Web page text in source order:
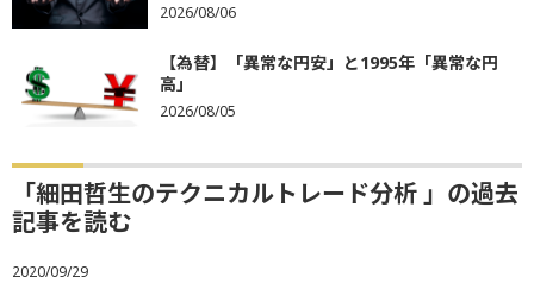
2026/08/06
【為替】「異常な円安」と1995年「異常な円
高」
2026/08/05
「細田哲生のテクニカルトレード分析 」の過去
記事を読む
2020/09/29